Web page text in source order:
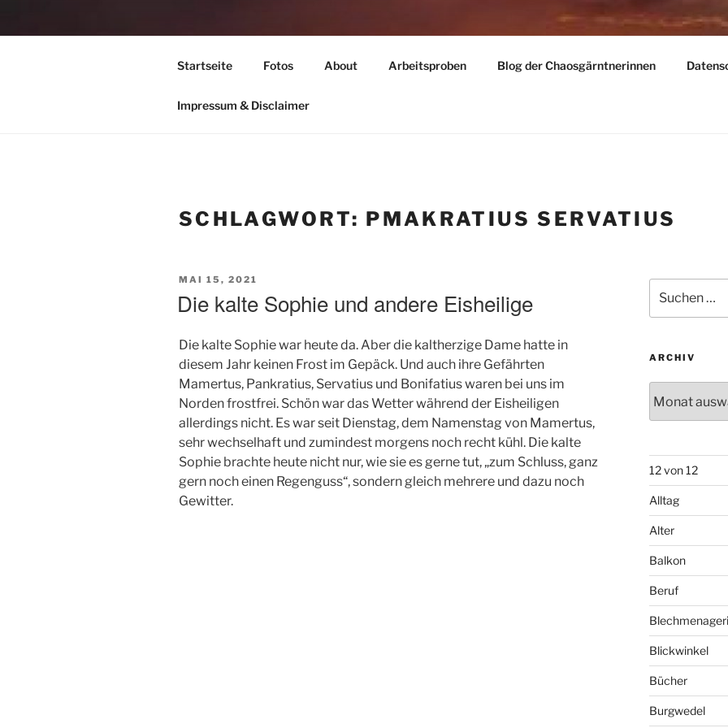
TIME TO FLY
Startseite Fotos About Arbeitsproben Blog der Chaosgärntnerinnen
Impressum & Disclaimer
SCHLAGWORT: PMAKRATIUS SERVATIUS
VERÖFFENTLICHT
MAI 15, 2021
Die kalte Sophie und andere Eisheilige
Die kalte Sophie war heute da. Aber die kaltherzige Dame hatte in
diesem Jahr keinen Frost im Gepäck. Und auch ihre Gefährten
Mamertus, Pankratius, Servatius und Bonifatius waren bei uns im
Norden frostfrei. Schön war das Wetter während der Eisheiligen
allerdings nicht. Es war seit Dienstag, dem Namenstag von Mamertus,
sehr wechselhaft und zumindest morgens noch recht kühl. Die kalte
Sophie brachte heute nicht nur, wie sie es gerne tut, „zum Schluss, ganz
gern noch einen Regenguss“, sondern gleich mehrere und dazu noch
Gewitter.
nach:
ARCHIV
12 von 12
Alltag
Alter
Balkon
Beruf
Blickwinkel
Bücher
Burgwedel